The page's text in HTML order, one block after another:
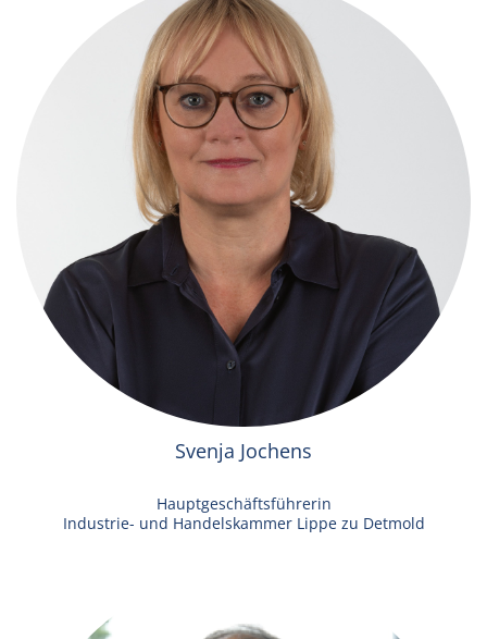
Svenja Jochens
Hauptgeschäftsführerin
Industrie- und Handelskammer Lippe zu Detmold